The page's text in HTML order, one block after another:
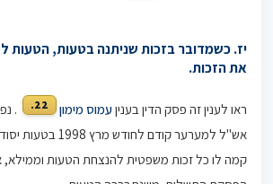
יז. כשמדובר בזכות שניתנה בטעות, הטעות
את הזכות.
ראו לענין זה פסק הדין בעניןעמוס מימון 22.
.
אש"ל למערער קודם
קמה לו כל זכות משפטית להנצחת הטעות וממילא,